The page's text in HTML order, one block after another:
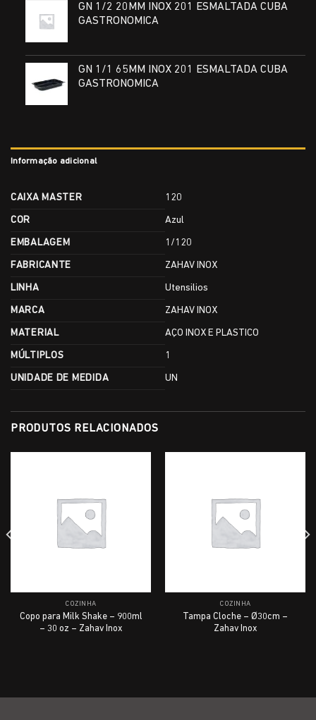
GN 1/2 20MM INOX 201 ESMALTADA CUBA
GASTRONOMICA
GN 1/1 65MM INOX 201 ESMALTADA CUBA
GASTRONOMICA
Informação adicional
CAIXA MASTER 120
COR Azul
EMBALAGEM 1/120
FABRICANTE ZAHAV INOX
LINHA Utensilios
MARCA ZAHAV INOX
MATERIAL AÇO INOX E PLASTICO
MÚLTIPLOS 1
UNIDADE DE MEDIDA UN
PRODUTOS RELACIONADOS
COZINHA
Copo para Milk Shake – 900ml
– 30 oz – Zahav Inox
COZINHA
Tampa Cloche – Ø30cm –
Zahav Inox